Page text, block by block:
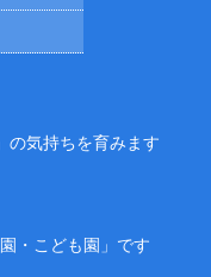
の気持ちを育みます
・こども園」です